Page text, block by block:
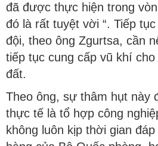
đã được thực hiện trong
đó là rất tuyệt vời “. Tiếp
đội, theo ông Zgurtsa, cần
tiếp tục cung cấp vũ khí
đất.
Theo ông, sự thâm hụt này
thực tế là tổ hợp công
không luôn kịp thời gian